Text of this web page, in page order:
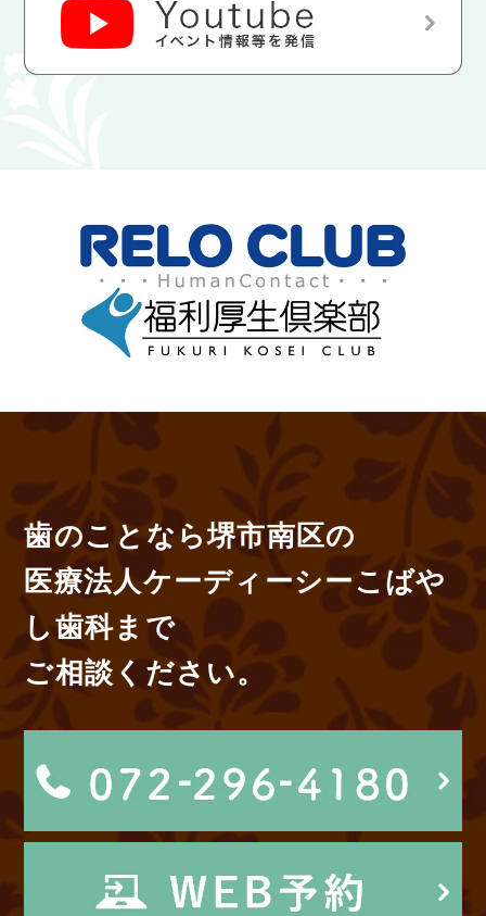
歯のことなら堺市南区の
医療法人ケーディーシーこばや
し歯科まで
ご相談ください。